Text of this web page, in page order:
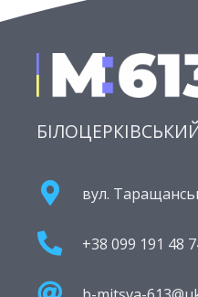
вул.
+38 099 191 48